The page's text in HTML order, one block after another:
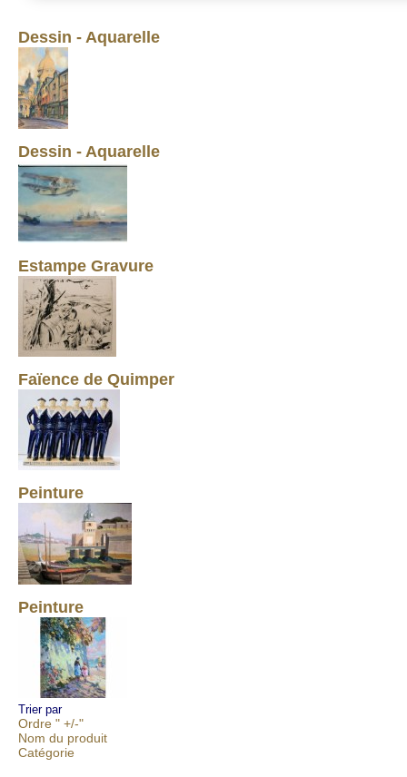
Dessin - Aquarelle
Dessin - Aquarelle
Estampe Gravure
Faïence de Quimper
Peinture
Peinture
Trier par
Ordre " +/-"
Nom du produit
Catégorie